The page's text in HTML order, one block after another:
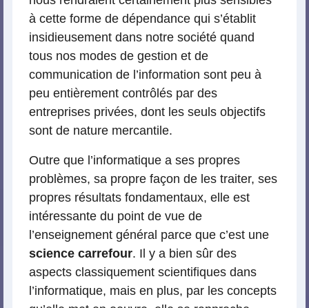
à cette forme de dépendance qui s’établit
insidieusement dans notre société quand
tous nos modes de gestion et de
communication de l’information sont peu à
peu entièrement contrôlés par des
entreprises privées, dont les seuls objectifs
sont de nature mercantile.
Outre que l’informatique a ses propres
problèmes, sa propre façon de les traiter, ses
propres résultats fondamentaux, elle est
intéressante du point de vue de
l’enseignement général parce que c’est une
science carrefour. Il y a bien sûr des
aspects classiquement scientifiques dans
l’informatique, mais en plus, par les concepts